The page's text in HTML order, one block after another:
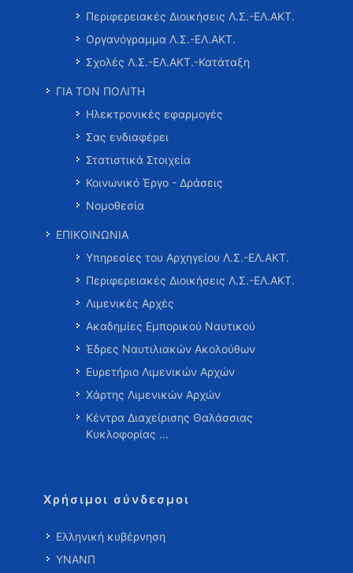
Περιφερειακές Διοικήσεις Λ.Σ.-ΕΛ.ΑΚΤ.
Οργανόγραμμα Λ.Σ.-ΕΛ.ΑΚΤ.
Σχολές Λ.Σ.-ΕΛ.ΑΚΤ.-Κατάταξη
ΓΙΑ ΤΟΝ ΠΟΛΙΤΗ
Ηλεκτρονικές εφαρμογές
Σας ενδιαφέρει
Στατιστικά Στοιχεία
Κοινωνικό Έργο - Δράσεις
Νομοθεσία
ΕΠΙΚΟΙΝΩΝΙΑ
Υπηρεσίες του Αρχηγείου Λ.Σ.-ΕΛ.ΑΚΤ.
Περιφερειακές Διοικήσεις Λ.Σ.-ΕΛ.ΑΚΤ.
Λιμενικές Αρχές
Ακαδημίες Εμπορικού Ναυτικού
Έδρες Ναυτιλιακών Ακολούθων
Ευρετήριο Λιμενικών Αρχών
Χάρτης Λιμενικών Αρχών
Κέντρα Διαχείρισης Θαλάσσιας
Κυκλοφορίας …
Χρήσιμοι σύνδεσμοι
Ελληνική κυβέρνηση
ΥΝΑΝΠ